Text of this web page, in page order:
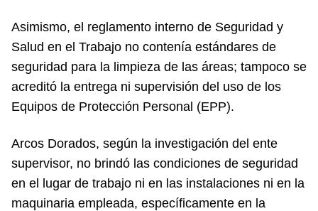
Asimismo, el reglamento interno de Seguridad y
Salud en el Trabajo no contenía estándares de
seguridad para la limpieza de las áreas; tampoco se
acreditó la entrega ni supervisión del uso de los
Equipos de Protección Personal (EPP).
Arcos Dorados, según la investigación del ente
supervisor, no brindó las condiciones de seguridad
en el lugar de trabajo ni en las instalaciones ni en la
maquinaria empleada, específicamente en la